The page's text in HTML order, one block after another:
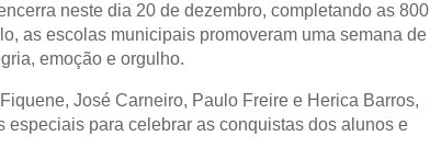
neste dia 20 de dezembro, completando as 800
as escolas municipais promoveram uma semana de
emoção e orgulho.
José Carneiro, Paulo Freire e Herica Barros,
especiais para celebrar as conquistas dos alunos e